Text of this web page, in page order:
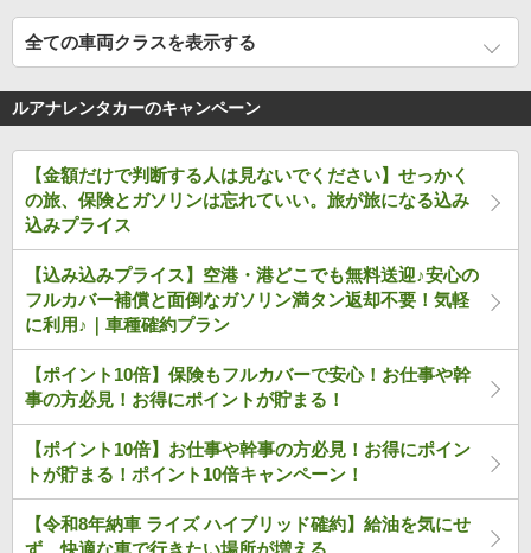
全ての車両クラスを表示する
ルアナレンタカーのキャンペーン
【金額だけで判断する人は見ないでください】せっかく
の旅、保険とガソリンは忘れていい。旅が旅になる込み
込みプライス
【込み込みプライス】空港・港どこでも無料送迎♪安心の
フルカバー補償と面倒なガソリン満タン返却不要！気軽
に利用♪｜車種確約プラン
【ポイント10倍】保険もフルカバーで安心！お仕事や幹
事の方必見！お得にポイントが貯まる！
【ポイント10倍】お仕事や幹事の方必見！お得にポイン
トが貯まる！ポイント10倍キャンペーン！
【令和8年納車 ライズ ハイブリッド確約】給油を気にせ